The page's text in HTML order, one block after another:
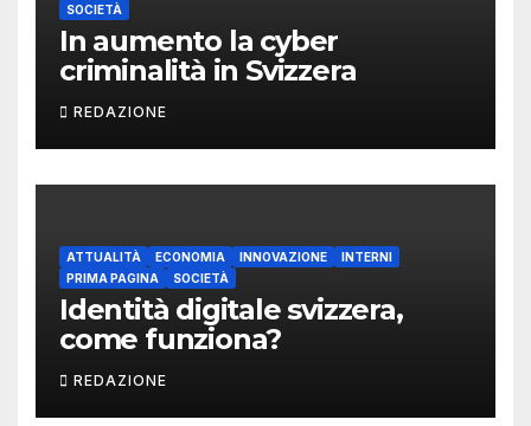
SOCIETÀ
In aumento la cyber
criminalità in Svizzera
REDAZIONE
ATTUALITÀ ECONOMIA INNOVAZIONE
INTERNI
PRIMA PAGINA
SOCIETÀ
Identità digitale svizzera,
come funziona?
REDAZIONE